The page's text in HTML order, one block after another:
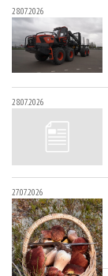
28.07.2026
28.07.2026
27.07.2026